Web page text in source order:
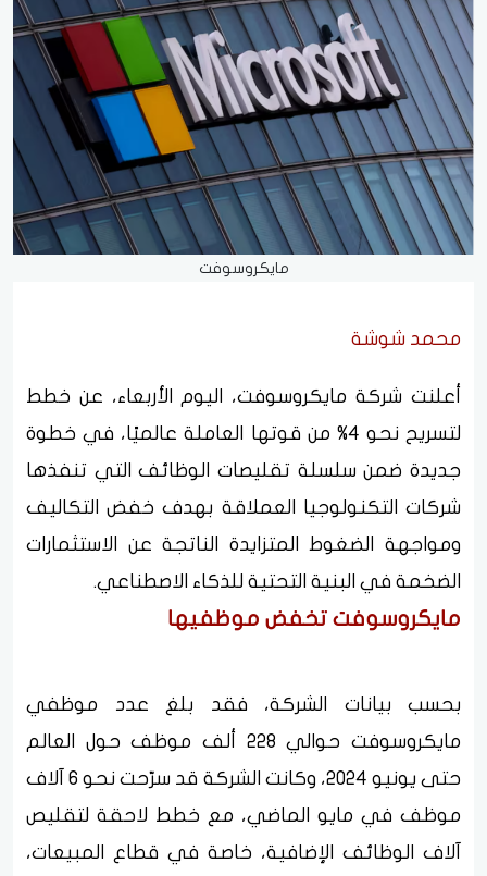
مايكروسوفت
محمد شوشة
أعلنت شركة مايكروسوفت، اليوم الأربعاء، عن خطط
لتسريح نحو 4% من قوتها العاملة عالميًا، في خطوة
جديدة ضمن سلسلة تقليصات الوظائف التي تنفذها
شركات التكنولوجيا العملاقة بهدف خفض التكاليف
ومواجهة الضغوط المتزايدة الناتجة عن الاستثمارات
الضخمة في البنية التحتية للذكاء الاصطناعي.
مايكروسوفت تخفض موظفيها
بحسب بيانات الشركة، فقد بلغ عدد موظفي
مايكروسوفت حوالي 228 ألف موظف حول العالم
حتى يونيو 2024، وكانت الشركة قد سرّحت نحو 6 آلاف
موظف في مايو الماضي، مع خطط لاحقة لتقليص
آلاف الوظائف الإضافية، خاصة في قطاع المبيعات،